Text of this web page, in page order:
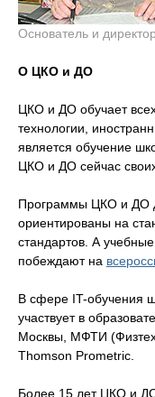
Основатель и
О ЦКО и ДО
ЦКО и ДО обучает
технологии,
является обучение
ЦКО и ДО сейчас
Программы ЦКО и ДО
ориентированы на
стандартов. А
побеждают на
В сфере IT-обучения
участвует в
Москвы, МФТИ
Thomson Prometric.
Более 15 лет ЦКО и